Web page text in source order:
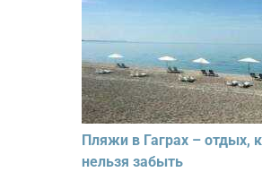
Пляжи в Гаграх – отдых,
нельзя забыть